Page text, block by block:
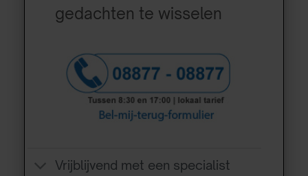
gedachten te wisselen
Vrijblijvend met een specialist